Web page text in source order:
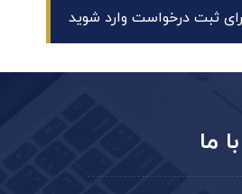
ثبت درخواست وارد شوید
ما